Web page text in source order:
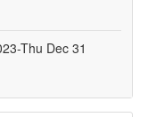
Thu Dec 31